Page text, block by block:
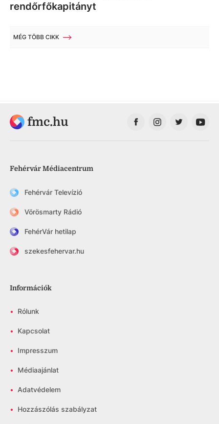
rendőrfőkapitányt
MÉG TÖBB CIKK
fmc.hu
Fehérvár Médiacentrum
Fehérvár Televízió
Vörösmarty Rádió
FehérVár hetilap
szekesfehervar.hu
Információk
• Rólunk
• Kapcsolat
• Impresszum
• Médiaajánlat
• Adatvédelem
• Hozzászólás szabályzat